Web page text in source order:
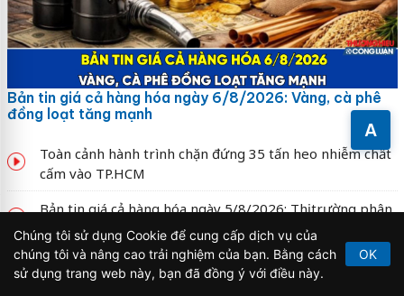
A
Bản tin giá cả hàng hóa ngày 6/8/2026: Vàng, cà phê
đồng loạt tăng mạnh
Toàn cảnh hành trình chặn đứng 35 tấn heo nhiễm chất
cấm vào TP.HCM
Bản tin giá cả hàng hóa ngày 5/8/2026: Thị trường phân
hóa, nhiều mặt hàng chịu áp lực
Xuất nhập khẩu vượt 659,6 tỷ USD: Tín hiệu tăng trưởng
mạnh của kinh tế Việt Nam
Chúng tôi sử dụng Cookie để cung cấp dịch vụ của
chúng tôi và nâng cao trải nghiệm của bạn. Bằng cách
sử dụng trang web này, bạn đã đồng ý với điều này.
OK